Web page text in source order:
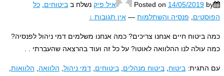
Posted on14/05/2019 איל פיק נשלח בביטוחים,כל
,פנסיה והשתלמות — אין תגובות ↓
חיים אנחנו צריכים? כמה אנחנו משלמים דמי ניהול לפנסיה?
לנו ההלוואה לאוטו? על כל זה ועוד בהרצאה שהעברתי . .
ביטוח,ביטוח מנהלים,ביטוחים,דמי ניהול ,הלוואה,הלוואות,